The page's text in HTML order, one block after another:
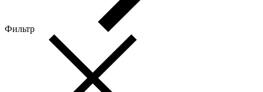
Фильтр